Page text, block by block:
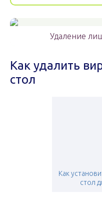
Удаление
Как удалить
стол
Как
стол